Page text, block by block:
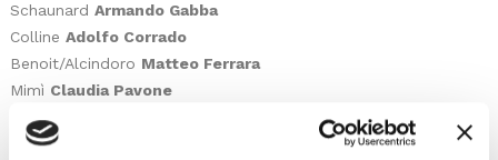
Schaunard Armando Gabba
Colline Adolfo Corrado
Benoit/Alcindoro Matteo Ferrara
Mimì Claudia Pavone
Musetta
Parpignol